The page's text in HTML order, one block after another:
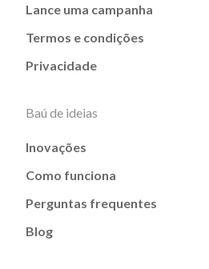
Lance uma campanha
Termos e condições
Privacidade
Baú de ideias
Inovações
Como funciona
Perguntas frequentes
Blog